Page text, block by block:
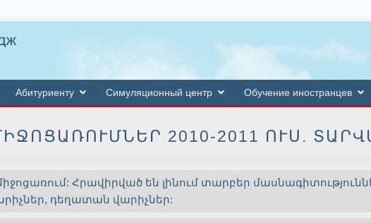
Абитуриенту Симуляционный центр Обучение иностранцев
2010-2011 ՈՒՍ.
Հրավիրված են լինում տարբեր
դեղատան վարիչներ: